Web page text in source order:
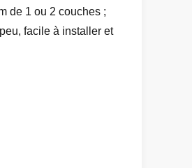
de 1 ou 2 couches ;
facile à installer et